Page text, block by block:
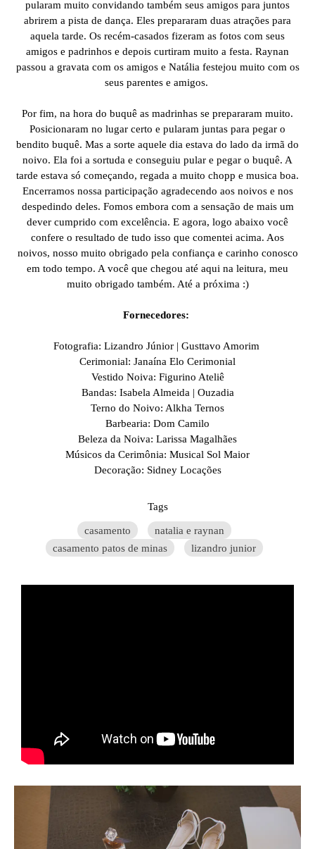
pularam muito convidando também seus amigos para juntos
abrirem a pista de dança. Eles prepararam duas atrações para
aquela tarde. Os recém-casados fizeram as fotos com seus
amigos e padrinhos e depois curtiram muito a festa. Raynan
passou a gravata com os amigos e Natália festejou muito com os
seus parentes e amigos.
Por fim, na hora do buquê as madrinhas se prepararam muito.
Posicionaram no lugar certo e pularam juntas para pegar o
bendito buquê. Mas a sorte aquele dia estava do lado da irmã do
noivo. Ela foi a sortuda e conseguiu pular e pegar o buquê. A
tarde estava só começando, regada a muito chopp e musica boa.
Encerramos nossa participação agradecendo aos noivos e nos
despedindo deles. Fomos embora com a sensação de mais um
dever cumprido com excelência. E agora, logo abaixo você
confere o resultado de tudo isso que comentei acima. Aos
noivos, nosso muito obrigado pela confiança e carinho conosco
em todo tempo. A você que chegou até aqui na leitura, meu
muito obrigado também. Até a próxima :)
Fornecedores:
Fotografia: Lizandro Júnior | Gusttavo Amorim
Cerimonial: Janaína Elo Cerimonial
Vestido Noiva: Figurino Ateliê
Bandas: Isabela Almeida | Ouzadia
Terno do Noivo: Alkha Ternos
Barbearia: Dom Camilo
Beleza da Noiva: Larissa Magalhães
Músicos da Cerimônia: Musical Sol Maior
Decoração: Sidney Locações
Tags
casamento
natalia e raynan
casamento patos de minas
lizandro junior